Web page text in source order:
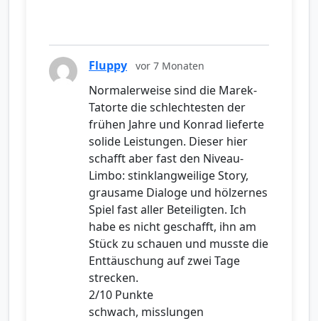
Fluppy vor 7 Monaten
Normalerweise sind die Marek-
Tatorte die schlechtesten der
frühen Jahre und Konrad lieferte
solide Leistungen. Dieser hier
schafft aber fast den Niveau-
Limbo: stinklangweilige Story,
grausame Dialoge und hölzernes
Spiel fast aller Beteiligten. Ich
habe es nicht geschafft, ihn am
Stück zu schauen und musste die
Enttäuschung auf zwei Tage
strecken.
2/10 Punkte
schwach, misslungen